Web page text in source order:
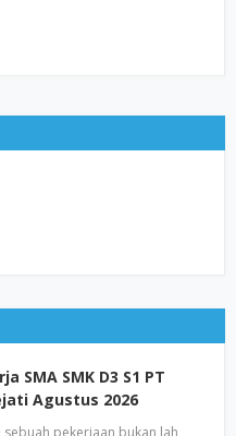
SMA SMK D3 S1 PT
Agustus 2026
pekerjaan bukan lah